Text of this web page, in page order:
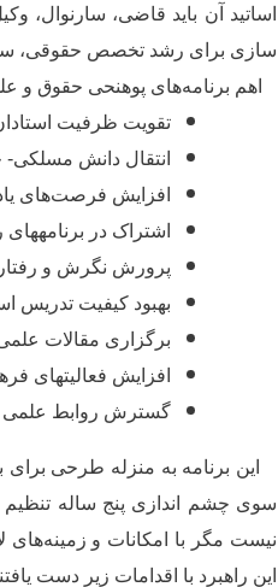
اساتید آن باید قاضی، سارنوال،
سازی برای رشد تخصص حقوقی،
اهم برنامههای پوهنحی حقوق و
تقویت ظرفیت
انتقال دانش
افزایش فرصتهای
اشتراک در
پرورش نگرش و
بهبود کیفیت تدریس
برگزاری مقالات
افزایش فعالیت­های
گسترش روابط علمی و
این برنامه به منزله طرحی برای
سوی چشم اندازی پنج ساله تنظیم
نیست مگر با امکانات و زمینههای
این راهبرد با اقدامات زیر دست